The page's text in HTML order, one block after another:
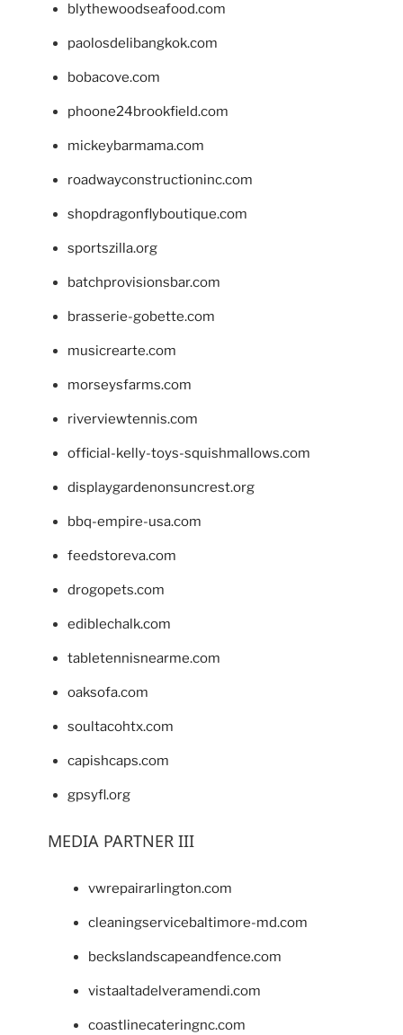
blythewoodseafood.com
paolosdelibangkok.com
bobacove.com
phoone24brookfield.com
mickeybarmama.com
roadwayconstructioninc.com
shopdragonflyboutique.com
sportszilla.org
batchprovisionsbar.com
brasserie-gobette.com
musicrearte.com
morseysfarms.com
riverviewtennis.com
official-kelly-toys-squishmallows.com
displaygardenonsuncrest.org
bbq-empire-usa.com
feedstoreva.com
drogopets.com
ediblechalk.com
tabletennisnearme.com
oaksofa.com
soultacohtx.com
capishcaps.com
gpsyfl.org
MEDIA PARTNER III
vwrepairarlington.com
cleaningservicebaltimore-md.com
beckslandscapeandfence.com
vistaaltadelveramendi.com
coastlinecateringnc.com